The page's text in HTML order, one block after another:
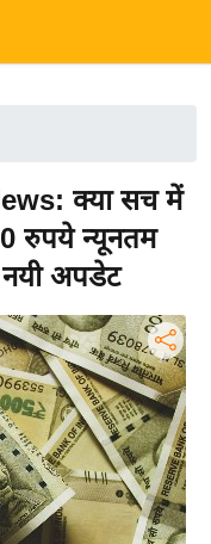
क्या सच में
रुपये न्यूनतम
अपडेट